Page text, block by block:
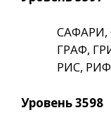
САФАРИ,
ГРАФ,
РИС,
Уровень 3598